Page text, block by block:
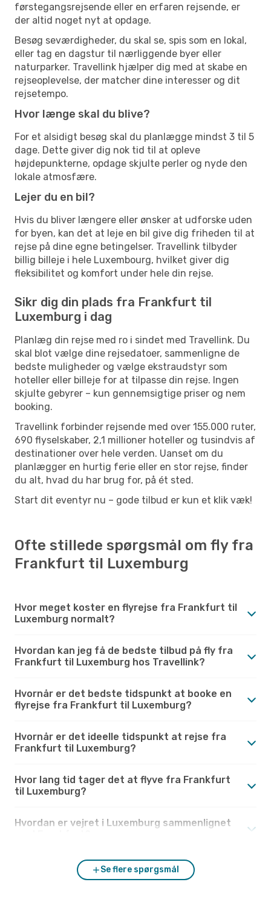
førstegangsrejsende eller en erfaren rejsende, er
der altid noget nyt at opdage.
Besøg seværdigheder, du skal se, spis som en lokal,
eller tag en dagstur til nærliggende byer eller
naturparker. Travellink hjælper dig med at skabe en
rejseoplevelse, der matcher dine interesser og dit
rejsetempo.
Hvor længe skal du blive?
For et alsidigt besøg skal du planlægge mindst 3 til 5
dage. Dette giver dig nok tid til at opleve
højdepunkterne, opdage skjulte perler og nyde den
lokale atmosfære.
Lejer du en bil?
Hvis du bliver længere eller ønsker at udforske uden
for byen, kan det at leje en bil give dig friheden til at
rejse på dine egne betingelser. Travellink tilbyder
billig billeje i hele Luxembourg, hvilket giver dig
fleksibilitet og komfort under hele din rejse.
Sikr dig din plads fra Frankfurt til
Luxemburg i dag
Planlæg din rejse med ro i sindet med Travellink. Du
skal blot vælge dine rejsedatoer, sammenligne de
bedste muligheder og vælge ekstraudstyr som
hoteller eller billeje for at tilpasse din rejse. Ingen
skjulte gebyrer – kun gennemsigtige priser og nem
booking.
Travellink forbinder rejsende med over 155.000 ruter,
690 flyselskaber, 2,1 millioner hoteller og tusindvis af
destinationer over hele verden. Uanset om du
planlægger en hurtig ferie eller en stor rejse, finder
du alt, hvad du har brug for, på ét sted.
Start dit eventyr nu – gode tilbud er kun et klik væk!
Ofte stillede spørgsmål om fly fra
Frankfurt til Luxemburg
Hvor meget koster en flyrejse fra Frankfurt til
Luxemburg normalt?
Hvordan kan jeg få de bedste tilbud på fly fra
Frankfurt til Luxemburg hos Travellink?
Hvornår er det bedste tidspunkt at booke en
flyrejse fra Frankfurt til Luxemburg?
Hvornår er det ideelle tidspunkt at rejse fra
Frankfurt til Luxemburg?
Hvor lang tid tager det at flyve fra Frankfurt
til Luxemburg?
Hvordan er vejret i Luxemburg sammenlignet
Se flere spørgsmål